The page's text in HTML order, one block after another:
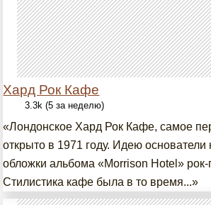
Хард Рок Кафе
3.3k (5 за неделю)
«Лондонское Хард Рок Кафе, самое
открыто в 1971 году. Идею основатели
обложки альбома «Morrison Hotel»
Стилистика кафе была в то время...»